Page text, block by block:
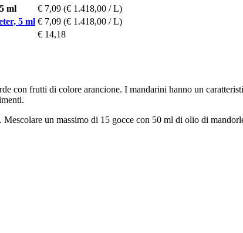
ml € 7,09 (€ 1.418,00 / L)
5 ml € 7,09 (€ 1.418,00 / L)
€ 14,18
con frutti di colore arancione. I mandarini hanno un
Mescolare un massimo di 15 gocce con 50 ml di olio di